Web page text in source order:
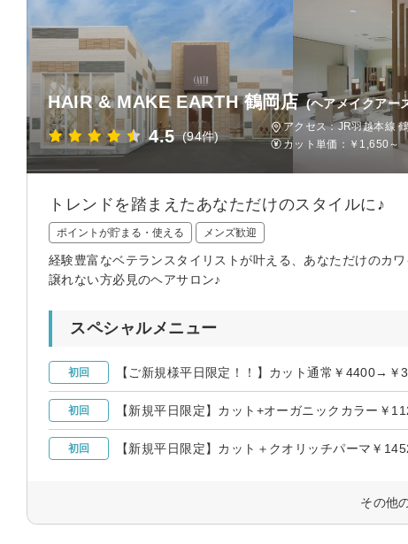
HAIR & MAKE EARTH 鶴岡店 (ヘアメイクアー
4.5 (94件)
アクセス：JR羽越本線
カット単価： ￥1,650～
トレンドを踏まえたあなただけのスタイルに♪
ポイントが貯まる・使える メンズ歓迎
経験豊富なベテランスタイリストが叶える、あなただけのカ
譲れない方必見のヘアサロン♪
スペシャルメニュー
初回 【ご新規様平日限定！！】カット通常￥4400→￥
初回 【新規平日限定】カット+オーガニックカラー￥
初回 【新規平日限定】カット＋クオリッチパーマ￥
その他